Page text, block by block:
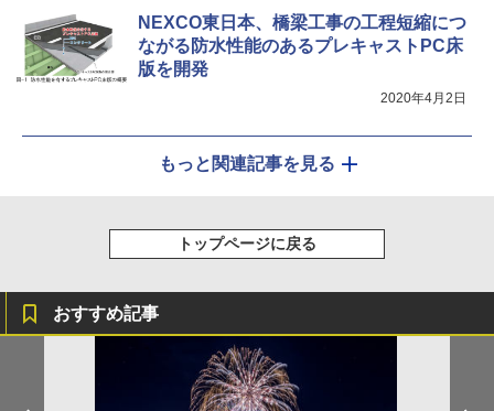
NEXCO東日本、橋梁工事の工程短縮につ
ながる防水性能のあるプレキャストPC床
版を開発
2020年4月2日
もっと関連記事を見る
トップページに戻る
おすすめ記事